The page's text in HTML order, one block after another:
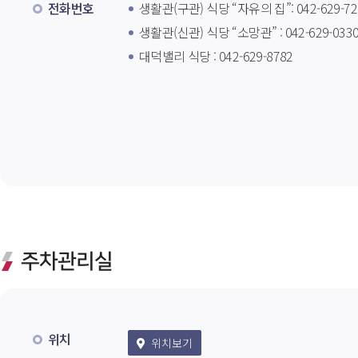
전화번호
생활관(구관) 식당 “자유의 집”: 042-629-
생활관(신관) 식당 “소망관” : 042-629-
대덕밸리 식당 : 042-629-8782
주차관리실
위치 위치보기